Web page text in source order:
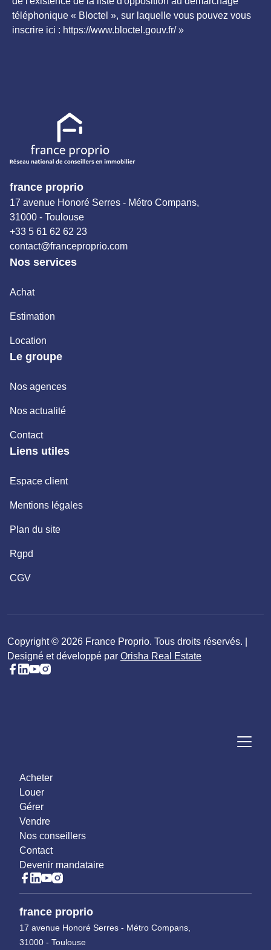
téléphonique « Bloctel », sur laquelle vous pouvez vous
inscrire ici : https://www.bloctel.gouv.fr/ »
france proprio
17 avenue Honoré Serres - Métro Compans,
31000 - Toulouse
+33 5 61 62 62 23
contact@franceproprio.com
Nos services
Achat
Estimation
Location
Le groupe
Nos agences
Nos actualité
Contact
Liens utiles
Espace client
Mentions légales
Plan du site
Rgpd
CGV
Copyright © 2026 France Proprio. Tous droits réservés. |
Designé et développé par Orisha Real Estate
Acheter
Louer
Gérer
Vendre
Nos conseillers
Contact
Devenir mandataire
france proprio
17 avenue Honoré Serres - Métro Compans,
31000 - Toulouse